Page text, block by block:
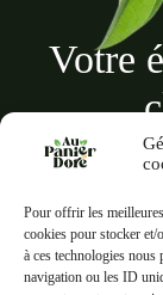
Pour offrir les
cookies pour stocker et/
à ces technologies nous
navigation ou les ID
Votre
18